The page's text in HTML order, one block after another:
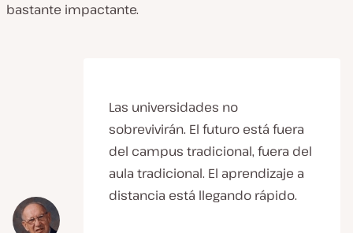
bastante impactante.
Las universidades no
sobrevivirán. El futuro está fuera
del campus tradicional, fuera del
aula tradicional. El aprendizaje a
distancia está llegando rápido.